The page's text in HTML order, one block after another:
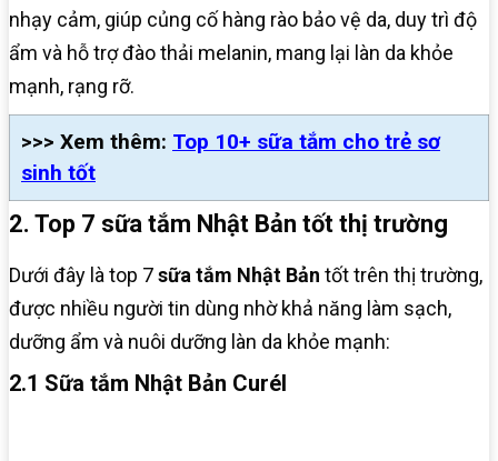
nhạy cảm, giúp củng cố hàng rào bảo vệ da, duy trì độ
ẩm và hỗ trợ đào thải melanin, mang lại làn da khỏe
mạnh, rạng rỡ.
>>> Xem thêm: Top 10+ sữa tắm cho trẻ sơ
sinh tốt
2. Top 7 sữa tắm Nhật Bản tốt thị trường
Dưới đây là top 7sữa tắm Nhật Bản tốt trên thị trường,
được nhiều người tin dùng nhờ khả năng làm sạch,
dưỡng ẩm và nuôi dưỡng làn da khỏe mạnh:
2.1 Sữa tắm Nhật Bản Curél